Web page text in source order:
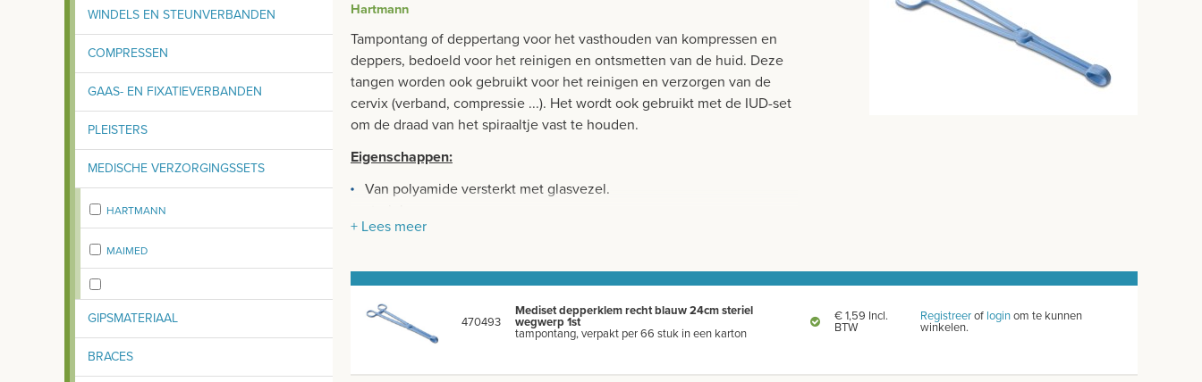
WINDELS EN STEUNVERBANDEN
COMPRESSEN
GAAS- EN FIXATIEVERBANDEN
PLEISTERS
MEDISCHE VERZORGINGSSETS
HARTMANN
MAIMED
GIPSMATERIAAL
BRACES
Hartmann
Tampontang of deppertang voor het vasthouden van kompressen en
deppers, bedoeld voor het reinigen en ontsmetten van de huid. Deze
tangen worden ook gebruikt voor het reinigen en verzorgen van de
cervix (verband, compressie ...). Het wordt ook gebruikt met de IUD-set
om de draad van het spiraaltje vast te houden.
Eigenschappen:
Van polyamide versterkt met glasvezel.
verpakt per 66 stuk in een karton
Gesteriliseerd door ethyleenoxide
+ Lees meer
470493
Mediset depperklem recht blauw 24cm steriel
wegwerp 1st
tampontang, verpakt per 66 stuk in een karton
€ 1,59 Incl.
BTW
Registreerof loginom te kunnen
winkelen.